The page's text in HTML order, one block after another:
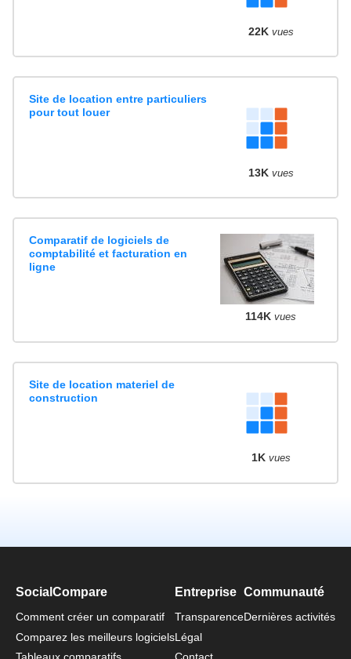
22K vues
Site de location entre particuliers
pour tout louer
13K vues
Comparatif de logiciels de
comptabilité et facturation en
ligne
114K vues
Site de location materiel de
construction
1K vues
SocialCompare
Comment créer un comparatif
Comparez les meilleurs logiciels
Entreprise
Transparence
Légal
Communauté
Dernières activités